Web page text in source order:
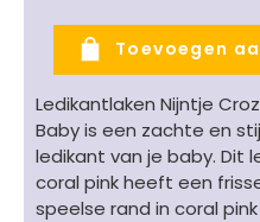
ledikantlaken
Coral
Pink
100
x
150
Toevoegen
Ledikantlaken Nijntje
Baby is een zachte en
ledikant van je baby. Dit
coral pink heeft een
speelse rand in coral